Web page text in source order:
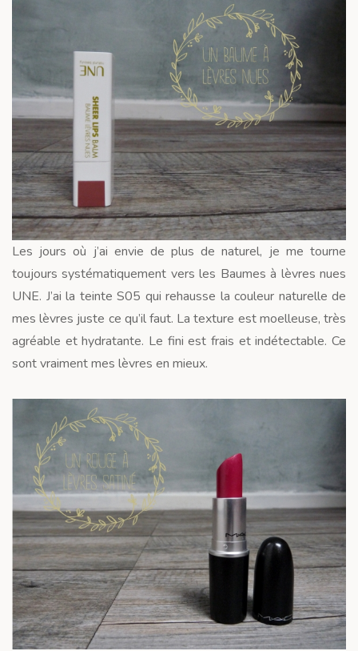
Les jours où j’ai envie de plus de naturel, je me tourne
toujours systématiquement vers les Baumes à lèvres nues
UNE. J’ai la teinte S05 qui rehausse la couleur naturelle de
mes lèvres juste ce qu’il faut. La texture est moelleuse, très
agréable et hydratante. Le fini est frais et indétectable. Ce
sont vraiment mes lèvres en mieux.